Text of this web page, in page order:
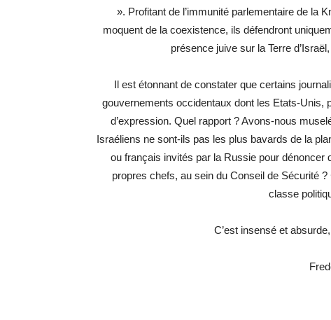
». Profitant de l’immunité parlementaire de la
moquent de la coexistence, ils défendront
présence juive sur la Terre
Il est étonnant de constater que certains
gouvernements occidentaux dont les Etats-Unis,
d’expression. Quel rapport ? Avons-nous
Israéliens ne sont-ils pas les plus bavards de la
ou français invités par la Russie pour
propres chefs, au sein du Conseil de Sécurité
classe
C’est insensé et